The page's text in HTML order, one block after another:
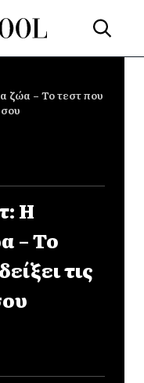
ζώα – Το τεστ που
Η
– Το
τις